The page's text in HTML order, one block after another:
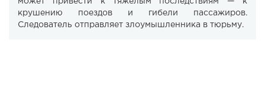
может привести к тяжелым последствиям — к
крушению поездов и гибели пассажиров.
Следователь отправляет злоумыш­ленника в тюрьму.